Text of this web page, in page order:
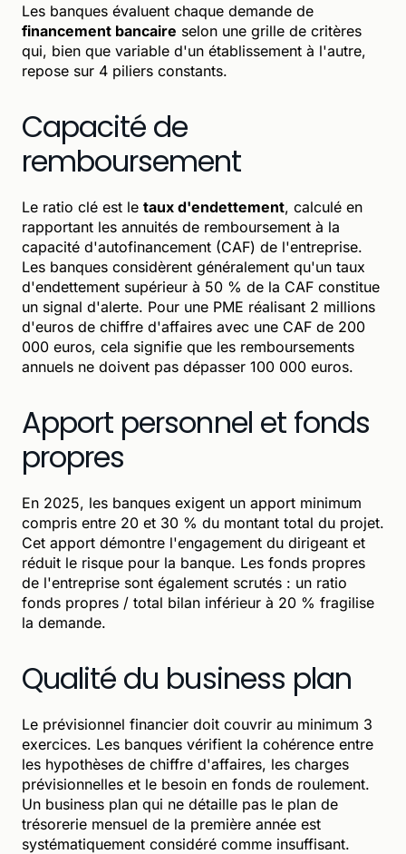
Les banques évaluent chaque demande de
financement bancaire selon une grille de critères
qui, bien que variable d'un établissement à l'autre,
repose sur 4 piliers constants.
Capacité de
remboursement
Le ratio clé est le taux d'endettement, calculé en
rapportant les annuités de remboursement à la
capacité d'autofinancement (CAF) de l'entreprise.
Les banques considèrent généralement qu'un taux
d'endettement supérieur à 50 % de la CAF constitue
un signal d'alerte. Pour une PME réalisant 2 millions
d'euros de chiffre d'affaires avec une CAF de 200
000 euros, cela signifie que les remboursements
annuels ne doivent pas dépasser 100 000 euros.
Apport personnel et fonds
propres
En 2025, les banques exigent un apport minimum
compris entre 20 et 30 % du montant total du projet.
Cet apport démontre l'engagement du dirigeant et
réduit le risque pour la banque. Les fonds propres
de l'entreprise sont également scrutés : un ratio
fonds propres / total bilan inférieur à 20 % fragilise
la demande.
Qualité du business plan
Le prévisionnel financier doit couvrir au minimum 3
exercices. Les banques vérifient la cohérence entre
les hypothèses de chiffre d'affaires, les charges
prévisionnelles et le besoin en fonds de roulement.
Un business plan qui ne détaille pas le plan de
trésorerie mensuel de la première année est
systématiquement considéré comme insuffisant.